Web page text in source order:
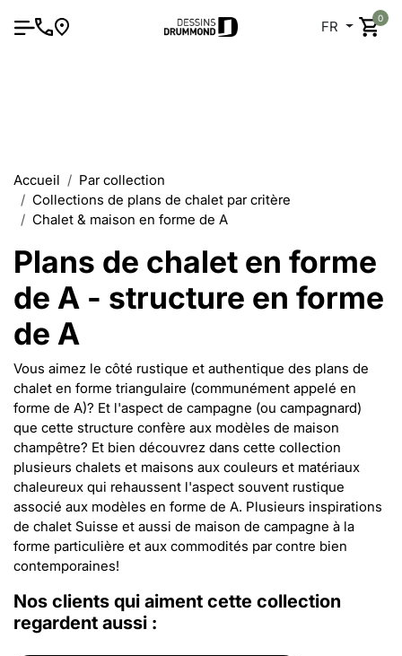
FR
0
Accueil
Par collection
Collections de plans de chalet par critère
Chalet & maison en forme de A
Plans de chalet en forme
de A - structure en forme
de A
Vous aimez le côté rustique et authentique des plans de
chalet en forme triangulaire (communément appelé en
forme de A)? Et l'aspect de campagne (ou campagnard)
que cette structure confère aux modèles de maison
champêtre? Et bien découvrez dans cette collection
plusieurs chalets et maisons aux couleurs et matériaux
chaleureux qui rehaussent l'aspect souvent rustique
associé aux modèles en forme de A. Plusieurs inspirations
de chalet Suisse et aussi de maison de campagne à la
forme particulière et aux commodités par contre bien
contemporaines!
Nos clients qui aiment cette collection
regardent aussi :